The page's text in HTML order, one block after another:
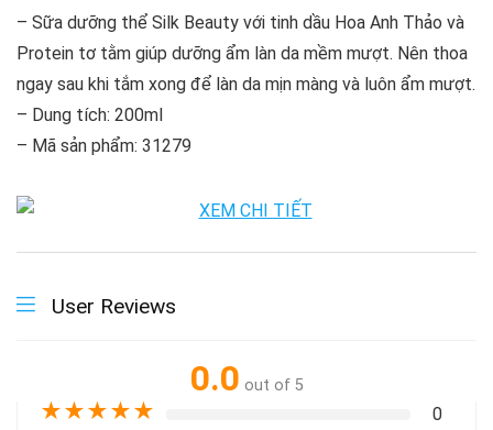
– Sữa dưỡng thể Silk Beauty với tinh dầu Hoa Anh Thảo và
Protein tơ tằm giúp dưỡng ẩm làn da mềm mượt. Nên thoa
ngay sau khi tắm xong để làn da mịn màng và luôn ẩm mượt.
– Dung tích: 200ml
– Mã sản phẩm: 31279
User Reviews
0.0 out of 5
★★★★★ 0